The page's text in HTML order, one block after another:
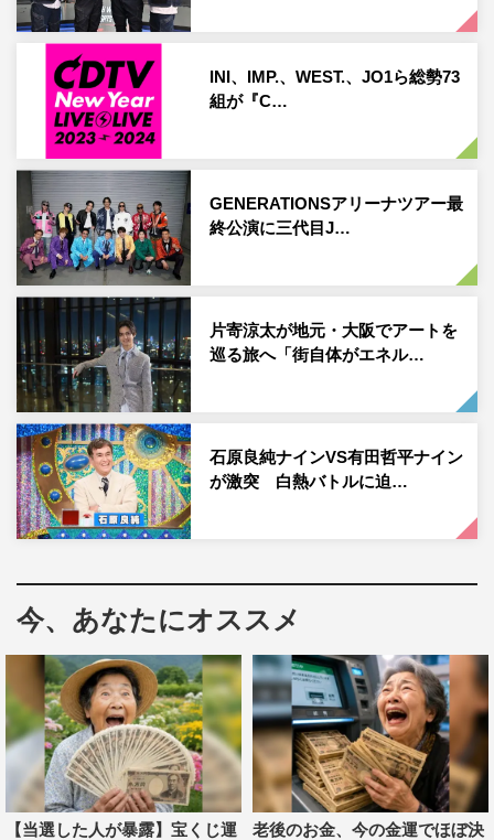
予告動画
番組情報
2023年12月22日（金）深夜0時48分～1時18分
※一部地域を除く
公式サイト：https://www.tbs.co.jp/zenryoku-making/
公式YouTubeチャンネル：
https://www.youtube.com/channel/UC1-aSVithJg-
wd069xgXztg
公式X（旧Twitter）：@zenryokumaking
INI、IMP.、WEST.、JO1ら総勢73
組が『C…
GENERATIONSアリーナツアー最
終公演に三代目J…
片寄涼太が地元・大阪でアートを
巡る旅へ「街自体がエネル…
石原良純ナインVS有田哲平ナイン
が激突 白熱バトルに迫…
今、あなたにオススメ
【当選した人が暴露】宝くじ運
老後のお金、今の金運でほぼ決